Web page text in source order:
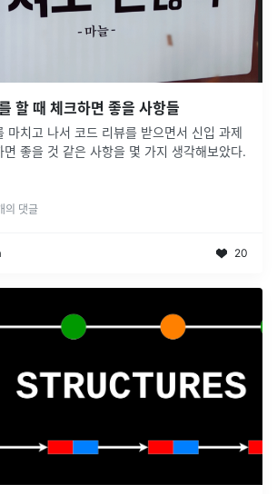
할 때 체크하면 좋을 사항들
마치고 나서 코드 리뷰를 받으면서 신입 과제
좋을 것 같은 사항을 몇 가지 생각해보았다.
의 댓글
20